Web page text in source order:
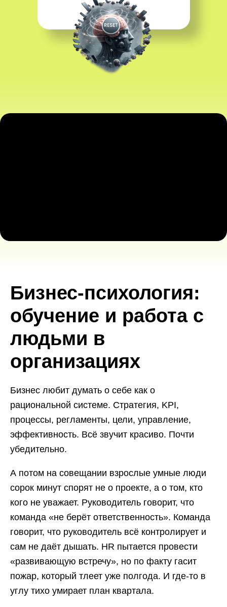
Бизнес-психология:
обучение и работа с
людьми в
организациях
Бизнес любит думать о себе как о
рациональной системе. Стратегия, KPI,
процессы, регламенты, цели, управление,
эффективность. Всё звучит красиво. Почти
убедительно.
А потом на совещании взрослые умные люди
сорок минут спорят не о проекте, а о том, кто
кого не уважает. Руководитель говорит, что
команда «не берёт ответственность». Команда
говорит, что руководитель всё контролирует и
сам не даёт дышать. HR пытается провести
«развивающую встречу», но по факту гасит
пожар, который тлеет уже полгода. И где-то в
углу тихо умирает план квартала.